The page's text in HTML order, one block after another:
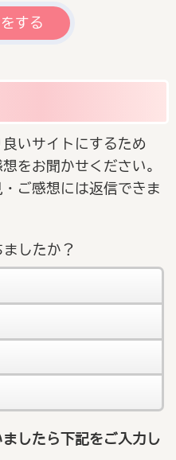
する
いサイトにするため
をお聞かせください。
ご感想には返信できま
したか？
したら下記をご入力し